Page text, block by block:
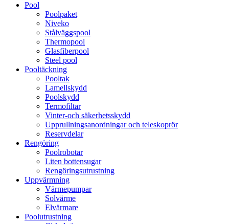
Pool
Poolpaket
Niveko
Stålväggspool
Thermopool
Glasfiberpool
Steel pool
Pooltäckning
Pooltak
Lamellskydd
Poolskydd
Termofiltar
Vinter-och säkerhetsskydd
Upprullningsanordningar och teleskoprör
Reservdelar
Rengöring
Poolrobotar
Liten bottensugar
Rengöringsutrustning
Uppvärmning
Värmepumpar
Solvärme
Elvärmare
Poolutrustning